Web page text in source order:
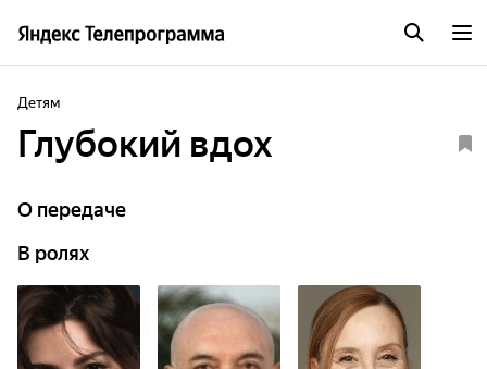
Детям
Глубокий вдох
О передаче
В ролях